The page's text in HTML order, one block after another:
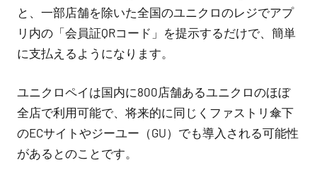
と、一部店舗を除いた全国のユニクロのレジでアプ
リ内の「会員証QRコード」を提示するだけで、簡単
に支払えるようになります。
ユニクロペイは国内に800店舗あるユニクロのほぼ
全店で利用可能で、将来的に同じくファストリ傘下
のECサイトやジーユー（GU）でも導入される可能性
があるとのことです。